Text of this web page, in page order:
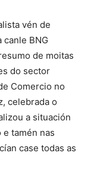
vén de
canle BNG
de moitas
do sector
Comercio no
celebrada o
a situación
tamén nas
case todas as